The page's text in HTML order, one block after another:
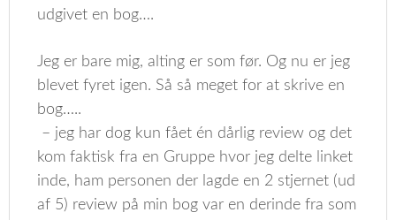
udgivet en bog….
Jeg er bare mig, alting er som før. Og nu er jeg
blevet fyret igen. Så så meget for at skrive en
bog…..
– jeg har dog kun fået én dårlig review og det
kom faktisk fra en Gruppe hvor jeg delte linket
inde, ham personen der lagde en 2 stjernet (ud
af 5) review på min bog var en derinde fra som